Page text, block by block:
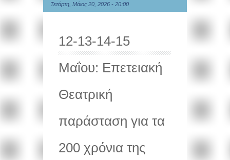
Τετάρτη, Μάιος 20, 2026 - 20:00
12-13-14-15
Μαΐου: Επετειακή
Θεατρική
παράσταση για τα
200 χρόνια της